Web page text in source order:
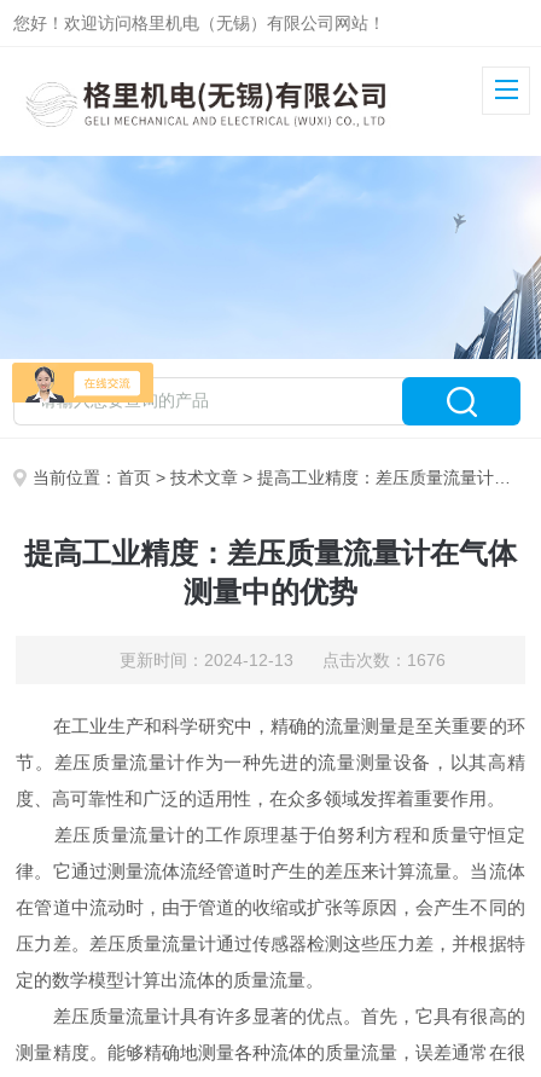
您好！欢迎访问格里机电（无锡）有限公司网站！
当前位置：首页 >技术文章 > 提高工业精度：差压质量流量计在气体测量中的优势
提高工业精度：差压质量流量计在气体
测量中的优势
更新时间：2024-12-13 点击次数：1676
在工业生产和科学研究中，精确的流量测量是至关重要的环
节。差压质量流量计作为一种先进的流量测量设备，以其高精
度、高可靠性和广泛的适用性，在众多领域发挥着重要作用。
差压质量流量计的工作原理基于伯努利方程和质量守恒定
律。它通过测量流体流经管道时产生的差压来计算流量。当流体
在管道中流动时，由于管道的收缩或扩张等原因，会产生不同的
压力差。差压质量流量计通过传感器检测这些压力差，并根据特
定的数学模型计算出流体的质量流量。
差压质量流量计具有许多显著的优点。首先，它具有很高的
测量精度。能够精确地测量各种流体的质量流量，误差通常在很